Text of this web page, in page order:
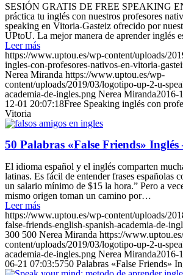
SESIÓN GRATIS DE FREE SPEAKING
práctica tu inglés con nuestros profesores
speaking en Vitoria-Gasteiz ofrecido por
UPtoU. La mejor manera de aprender inglés
Leer más
https://www.uptou.es/wp-content/uploads/
ingles-con-profesores-nativos-en-vitoria-
Nerea Miranda https://www.uptou.es/wp-
content/uploads/2019/03/logotipo-up-2-u-
academia-de-ingles.png Nerea Miranda2016-
12-01 20:07:18Free Speaking inglés con
Vitoria
50 Palabras «False Friends» Inglés
El idioma español y el inglés comparten
latinas. Es fácil de entender frases españolas
un salario mínimo de $15 la hora.” Pero a
mismo origen toman un camino por…
Leer más
https://www.uptou.es/wp-content/uploads/
false-friends-english-spanish-academia-de-
300 500 Nerea Miranda https://
content/uploads/2019/03/logotipo-up-2-u-
academia-de-ingles.png Nerea Miranda2016-
06-21 07:03:5750 Palabras «False Friends»